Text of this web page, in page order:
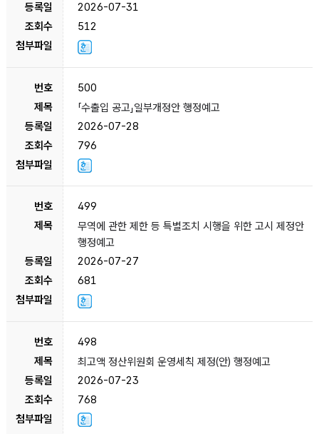
2026-07-31
512
500
「수출입 공고」일부개정안 행정예고
2026-07-28
796
499
무역에 관한 제한 등 특별조치 시행을 위한 고시 제정안
행정예고
2026-07-27
681
498
최고액 정산위원회 운영세칙 제정(안) 행정예고
2026-07-23
768